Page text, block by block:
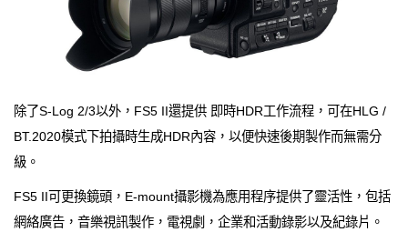
除了S-Log 2/3以外，FS5 II還提供 即時HDR工作流程，可在HLG /
BT.2020模式下拍攝時生成HDR內容，以便快速後期製作而無需分
級。
FS5 II可更換鏡頭，E-mount攝影機為應用程序提供了靈活性，包括
網絡廣告，音樂視訊製作，電視劇，企業和活動錄影以及紀錄片。